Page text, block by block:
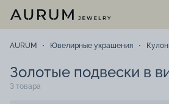
AURUM Ювелирные украшения
Золотые подвески в
3 товара